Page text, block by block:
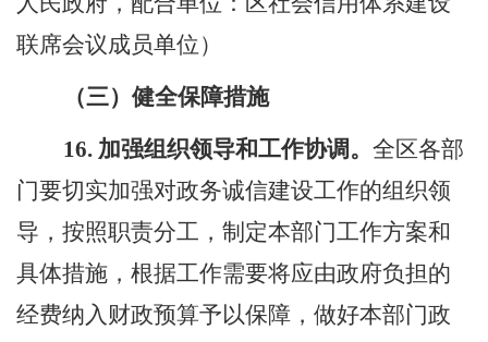
联席会议成员单位）
（三）健全保障措施
16. 加强组织领导和工作协调。 全区各部
门要切实加强对政务诚信建设工作的组织领
导，按照职责分工，制定本部门工作方案和
具体措施，根据工作需要将应由政府负担的
经费纳入财政预算予以保障，做好本部门政